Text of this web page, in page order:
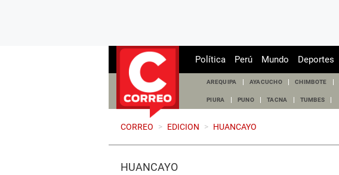
Política Perú Mundo Deportes
AREQUIPA AYACUCHO CHIMBOTE
PIURA PUNO TACNA TUMBES
CORREO > EDICION > HUANCAYO
HUANCAYO